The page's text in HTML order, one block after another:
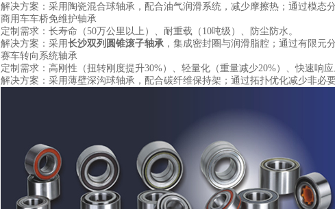
解决方案：采用陶瓷混合球轴承，配合油气润滑系统，减少摩擦热；通过模态
商用车车桥免维护轴承
定制需求：长寿命（50万公里以上）、耐重载（10吨级）、防尘防水。
解决方案：采用长沙双列圆锥滚子轴承 ，集成密封圈与润滑脂腔；通过有限元
赛车转向系统轴承
定制需求：高刚性（扭转刚度提升30%）、轻量化（重量减少20%）、快速响应
解决方案：采用薄壁深沟球轴承，配合碳纤维保持架；通过拓扑优化减少非必